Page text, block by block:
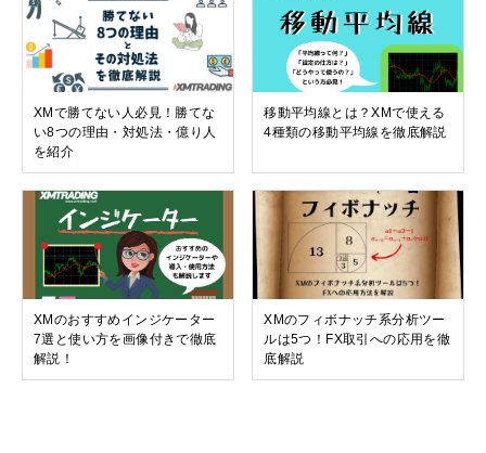
XMで勝てない人必見！勝てな
い8つの理由・対処法・億り人
を紹介
移動平均線とは？XMで使える
4種類の移動平均線を徹底解説
XMのおすすめインジケーター
7選と使い方を画像付きで徹底
解説！
XMのフィボナッチ系分析ツー
ルは5つ！FX取引への応用を徹
底解説